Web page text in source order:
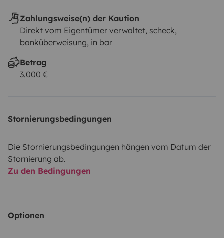
Zahlungsweise(n) der Kaution
Direkt vom Eigentümer verwaltet, scheck,
banküberweisung, in bar
Betrag
3.000 €
Stornierungsbedingungen
Die Stornierungsbedingungen hängen vom Datum der
Stornierung ab.
Zu den Bedingungen
Optionen